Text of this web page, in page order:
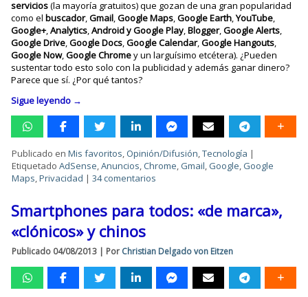
servicios(la mayoría gratuitos) que gozan de una gran popularidad
como elbuscador,Gmail,Google Maps,Google Earth,YouTube,
Google+,Analytics,Android y Google Play,Blogger,Google Alerts,
Google Drive,Google Docs,Google Calendar,Google Hangouts,
Google Now,Google Chromey un larguísimo etcétera). ¿Pueden
sustentar todo esto solo con la publicidad y además ganar dinero?
Parece que sí. ¿Por qué tantos?
Sigue leyendo →
Publicado en Mis favoritos, Opinión/Difusión,Tecnología |
Etiquetado AdSense,Anuncios,Chrome, Gmail, Google, Google
Maps,Privacidad |34 comentarios
Smartphones para todos: «de marca»,
«clónicos» y chinos
Publicado 04/08/2013 | Por Christian Delgado von Eitzen